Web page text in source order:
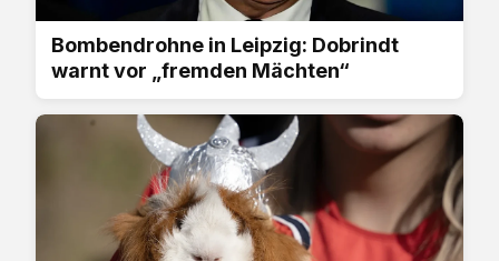
Bombendrohne in Leipzig: Dobrindt
warnt vor „fremden Mächten“